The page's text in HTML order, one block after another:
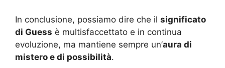
In conclusione, possiamo dire che il significato
di Guess è multisfaccettato e in continua
evoluzione, ma mantiene sempre un’aura di
mistero e di possibilità.